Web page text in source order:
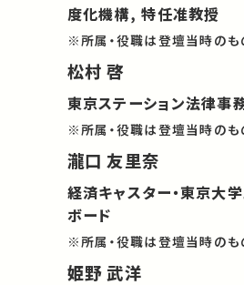
度化機構, 特任准教授
※所属・役職は登壇当時のも
松村 啓
東京ステーション法律事
※所属・役職は登壇当時のも
瀧口 友里奈
経済キャスター・東京大
ボード
※所属・役職は登壇当時のも
姫野 武洋